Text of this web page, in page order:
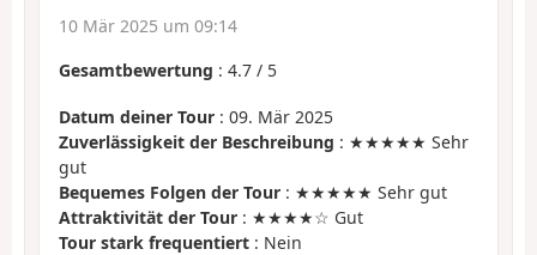
10 Mär 2025 um 09:14
Gesamtbewertung : 4.7 / 5
Datum deiner Tour : 09. Mär 2025
Zuverlässigkeit der Beschreibung : ★★★★★ Sehr
gut
Bequemes Folgen der Tour : ★★★★★ Sehr gut
Attraktivität der Tour : ★★★★☆ Gut
Tour stark frequentiert : Nein